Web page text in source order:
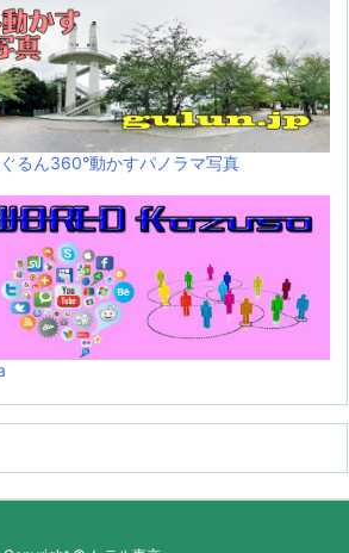
るん360°動かすパノラマ写真